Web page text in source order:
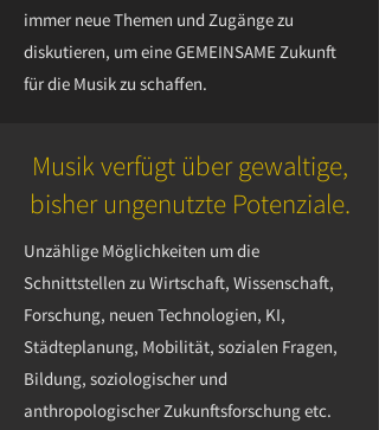
immer neue Themen und Zugänge zu
diskutieren, um eine GEMEINSAME Zukunft
für die Musik zu schaffen.
Musik verfügt über gewaltige,
bisher ungenutzte Potenziale.
Unzählige Möglichkeiten um die
Schnittstellen zu Wirtschaft, Wissenschaft,
Forschung, neuen Technologien, KI,
Städteplanung, Mobilität, sozialen Fragen,
Bildung, soziologischer und
anthropologischer Zukunftsforschung etc.